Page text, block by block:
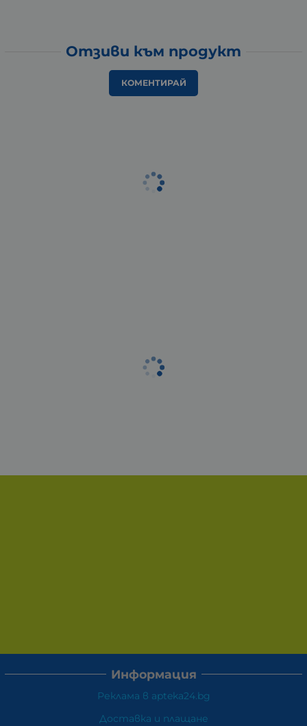
Отзиви към продукт
КОМЕНТИРАЙ
Информация
Реклама в apteka24.bg
Доставка и плащане